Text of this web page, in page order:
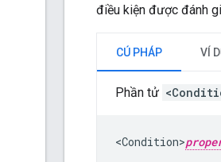
điều kiện được đánh
CÚ PHÁP VÍ
Phần tử
<Condition>